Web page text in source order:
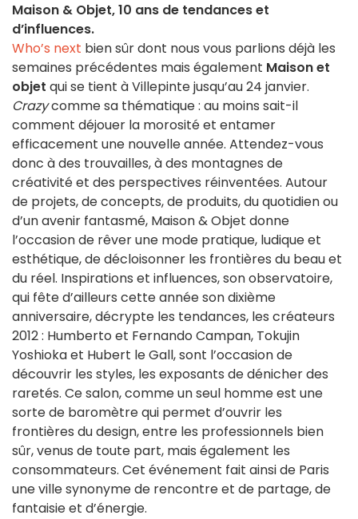
Maison & Objet, 10 ans de tendances et
d’influences.
Who’s next bien sûr dont nous vous parlions déjà les
semaines précédentes mais également Maison et
objet qui se tient à Villepinte jusqu’au 24 janvier.
Crazycomme sa thématique : au moins sait-il
comment déjouer la morosité et entamer
efficacement une nouvelle année. Attendez-vous
donc à des trouvailles, à des montagnes de
créativité et des perspectives réinventées. Autour
de projets, de concepts, de produits, du quotidien ou
d’un avenir fantasmé, Maison & Objet donne
l’occasion de rêver une mode pratique, ludique et
esthétique, de décloisonner les frontières du beau et
du réel. Inspirations et influences, son observatoire,
qui fête d’ailleurs cette année son dixième
anniversaire, décrypte les tendances, les créateurs
2012 : Humberto et Fernando Campan, Tokujin
Yoshioka et Hubert le Gall, sont l’occasion de
découvrir les styles, les exposants de dénicher des
raretés. Ce salon, comme un seul homme est une
sorte de baromètre qui permet d’ouvrir les
frontières du design, entre les professionnels bien
sûr, venus de toute part, mais également les
consommateurs. Cet événement fait ainsi de Paris
une ville synonyme de rencontre et de partage, de
fantaisie et d’énergie.